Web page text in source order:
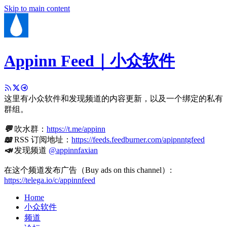
Skip to main content
Appinn Feed｜小众软件
这里有小众软件和发现频道的内容更新，以及一个绑定的私有
群组。
💬吹水群： https://t.me/appinn
📖RSS 订阅地址： https://feeds.feedburner.com/apipnntgfeed
📣发现频道 @appinnfaxian
在这个频道发布广告（Buy ads on this channel）:
https://telega.io/c/appinnfeed
Home
小众软件
频道